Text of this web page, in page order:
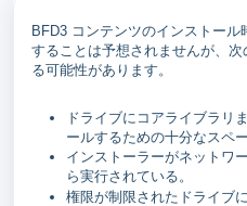
BFD3 コンテンツのインストー
することは予想されませんが、
る可能性があります。
ドライブにコアライブラリ
ールするための十分なスペ
インストーラーがネットワ
ら実行されている。
権限が制限されたドライブに